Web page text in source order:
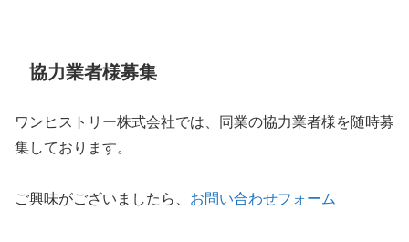
協力業者様募集
ワンヒストリー株式会社では、同業の協力業者様を随時募
集しております。
ご興味がございましたら、 お問い合わせフォーム